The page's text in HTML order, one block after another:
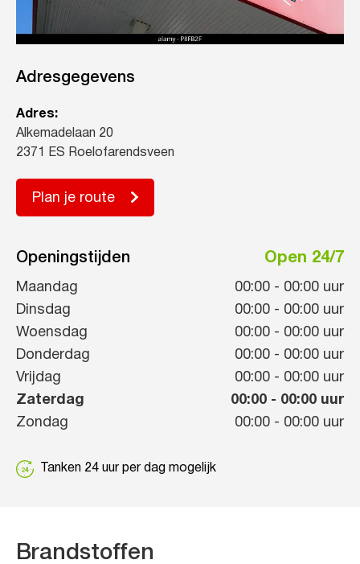
Adresgegevens
Adres:
Alkemadelaan 20
2371 ES Roelofarendsveen
Plan je route
Openingstijden Open 24/7
Maandag 00:00 - 00:00 uur
Dinsdag
00:00 - 00:00 uur
Woensdag
00:00 - 00:00 uur
Donderdag
00:00 - 00:00 uur
Vrijdag
00:00 - 00:00 uur
Zaterdag
00:00 - 00:00 uur
Zondag
00:00 - 00:00 uur
Tanken 24 uur per dag mogelijk
Brandstoffen